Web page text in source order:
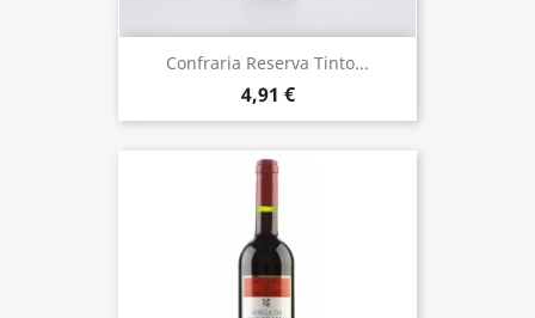
Confraria Reserva Tinto...
4,91 €